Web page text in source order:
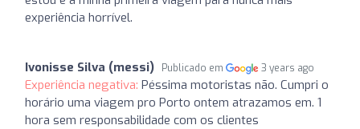
experiência horrível.
Ivonisse Silva (messi) Publicado em 3 years ago
Experiência negativa: Péssima motoristas não. Cumpri o
horário uma viagem pro Porto ontem atrazamos em. 1
hora sem responsabilidade com os clientes